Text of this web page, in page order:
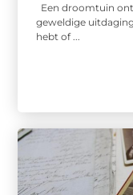
Een droomtuin
geweldige
hebt of ...